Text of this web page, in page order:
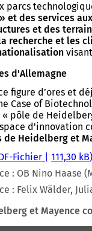
parcs
et des services
et des
recherche et les
d'Allemagne
figure d’ores et
Case of
pôle de
d'innovation
Heidelberg et
-Fichier
111,30 kB
OB Nino Haase
Felix Wälder,
et Mayence